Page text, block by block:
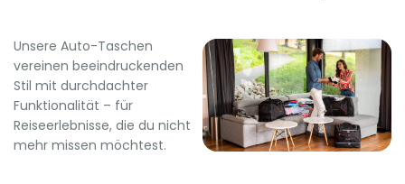
Unsere Auto-Taschen
vereinen beeindruckenden
Stil mit durchdachter
Funktionalität – für
Reiseerlebnisse, die du nicht
mehr missen möchtest.